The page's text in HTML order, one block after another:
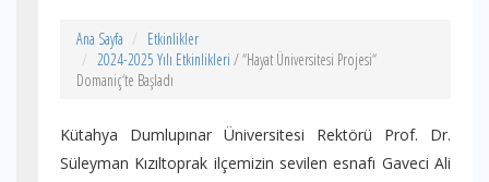
Ana Sayfa
Etkinlikler
2024-2025 Yılı Etkinlikleri / “Hayat Üniversitesi Projesi“
Domaniç‘te Başladı
Kütahya Dumlupınar Üniversitesi Rektörü Prof. Dr.
Süleyman Kızıltoprak ilçemizin sevilen esnafı Gaveci Ali